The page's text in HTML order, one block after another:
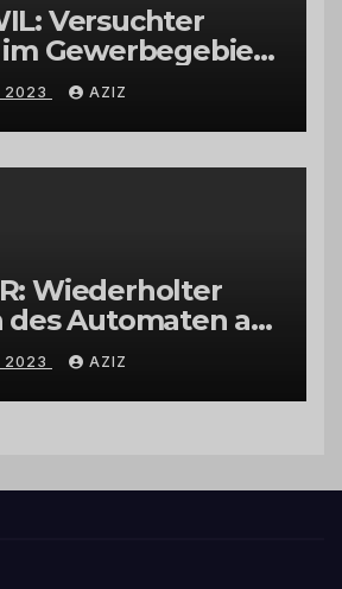
Versuchter
Gewerbegebiet
2023 AZIZ
Wiederholter
Automaten am
in
am Labachweg
2023 AZIZ